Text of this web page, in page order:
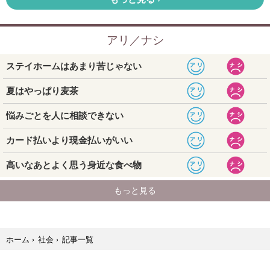
ホーム › 社会 › 記事一覧